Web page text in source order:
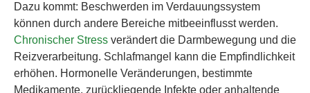
Dazu kommt: Beschwerden im Verdauungssystem
können durch andere Bereiche mitbeeinflusst werden.
Chronischer Stress verändert die Darmbewegung und die
Reizverarbeitung. Schlafmangel kann die Empfindlichkeit
erhöhen. Hormonelle Veränderungen, bestimmte
Medikamente, zurückliegende Infekte oder anhaltende